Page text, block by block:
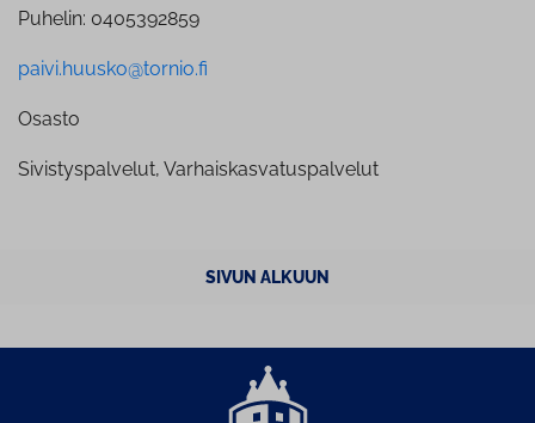
Puhelin: 0405392859
paivi.huusko@tornio.fi
Osasto
Sivistyspalvelut, Varhaiskasvatuspalvelut
SIVUN ALKUUN